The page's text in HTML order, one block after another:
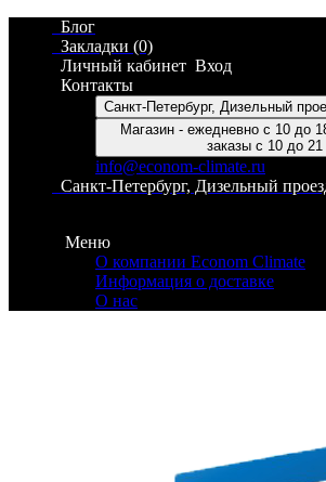
Блог
Закладки (0)
Личный кабинет Вход
Контакты
Санкт-Петербург, Дизельный
Магазин - ежедневно с 10 до
заказы с 10 до 21
info@econom-climate.ru
Санкт-Петербург, Дизельный
Меню
О компании Econom Climate
Информация о доставке
О нас